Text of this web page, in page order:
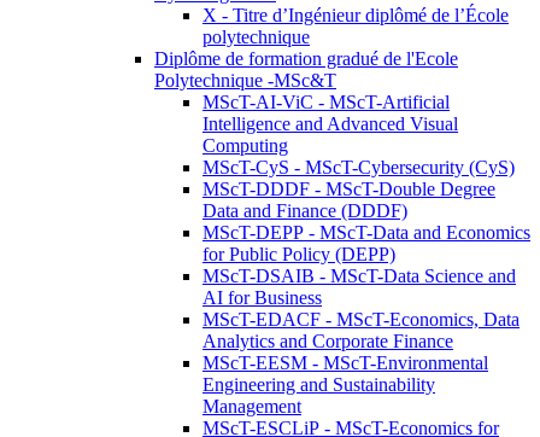
X - Titre d’Ingénieur diplômé de l’École
polytechnique
Diplôme de formation gradué de l'Ecole
Polytechnique -MSc&T
MScT-AI-ViC - MScT-Artificial
Intelligence and Advanced Visual
Computing
MScT-CyS - MScT-Cybersecurity (CyS)
MScT-DDDF - MScT-Double Degree
Data and Finance (DDDF)
MScT-DEPP - MScT-Data and Economics
for Public Policy (DEPP)
MScT-DSAIB - MScT-Data Science and
AI for Business
MScT-EDACF - MScT-Economics, Data
Analytics and Corporate Finance
MScT-EESM - MScT-Environmental
Engineering and Sustainability
Management
MScT-ESCLiP - MScT-Economics for